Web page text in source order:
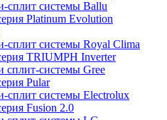
сплит системы Ballu
Platinum Evolution
сплит системы Royal Clima
TRIUMPH Inverter
сплит-системы Gree
Pular
сплит системы Electrolux
Fusion 2.0